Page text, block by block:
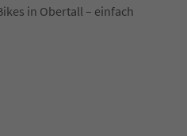
in Obertall – einfach